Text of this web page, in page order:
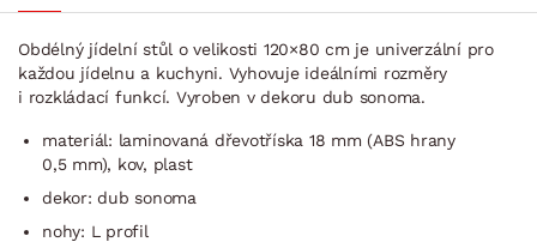
Obdélný jídelní stůl o velikosti 120×80 cm je univerzální pro
každou jídelnu a kuchyni. Vyhovuje ideálními rozměry
i rozkládací funkcí. Vyroben v dekoru dub sonoma.
materiál: laminovaná dřevotříska 18 mm (ABS hrany
0,5 mm), kov, plast
dekor: dub sonoma
nohy: L profil